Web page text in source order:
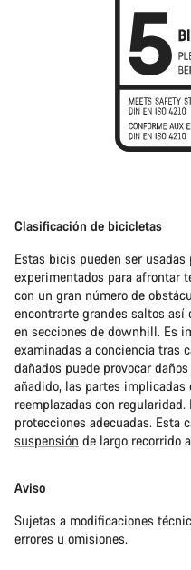
Clasificación de bicicletas
Estas bicis pueden ser
experimentados para afrontar
con un gran número de
encontrarte grandes saltos así
en secciones de downhill. Es
examinadas a conciencia tras
dañados puede provocar
añadido, las partes
reemplazadas con
protecciones adecuadas. Esta
suspensión de largo recorrido
Aviso
Sujetas a modificaciones
errores u omisiones.